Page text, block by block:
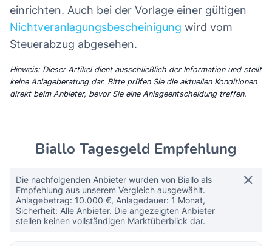
einrichten. Auch bei der Vorlage einer gültigen
Nichtveranlagungsbescheinigung wird vom
Steuerabzug abgesehen.
Hinweis: Dieser Artikel dient ausschließlich der Information und stellt
keine Anlageberatung dar. Bitte prüfen Sie die aktuellen Konditionen
direkt beim Anbieter, bevor Sie eine Anlageentscheidung treffen.
Biallo Tagesgeld Empfehlung
Die nachfolgenden Anbieter wurden von Biallo als
Empfehlung aus unserem Vergleich ausgewählt.
Anlagebetrag: 10.000 €, Anlagedauer: 1 Monat,
Sicherheit: Alle Anbieter. Die angezeigten Anbieter
stellen keinen vollständigen Marktüberblick dar.